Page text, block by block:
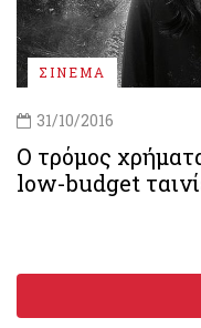
ΣΙΝΕΜΑ
31/10/2016
Ο τρόμος
low-budget